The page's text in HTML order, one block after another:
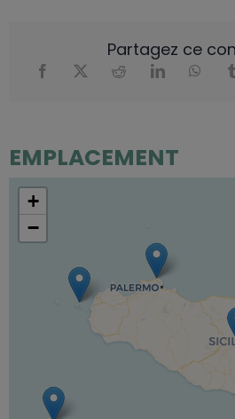
Partagez ce
EMPLACEMENT
+
−